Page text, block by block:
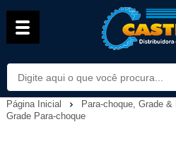
Página Inicial Para-choque, Grade &
Grade Para-choque